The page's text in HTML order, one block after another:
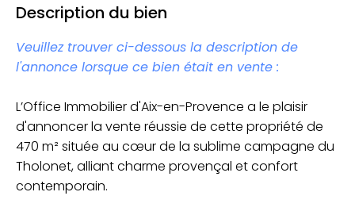
Description du bien
Veuillez trouver ci-dessous la description de
l'annonce lorsque ce bien était en vente :
L’Office Immobilier d'Aix-en-Provence a le plaisir
d'annoncer la vente réussie de cette propriété de
470 m² située au cœur de la sublime campagne du
Tholonet, alliant charme provençal et confort
contemporain.